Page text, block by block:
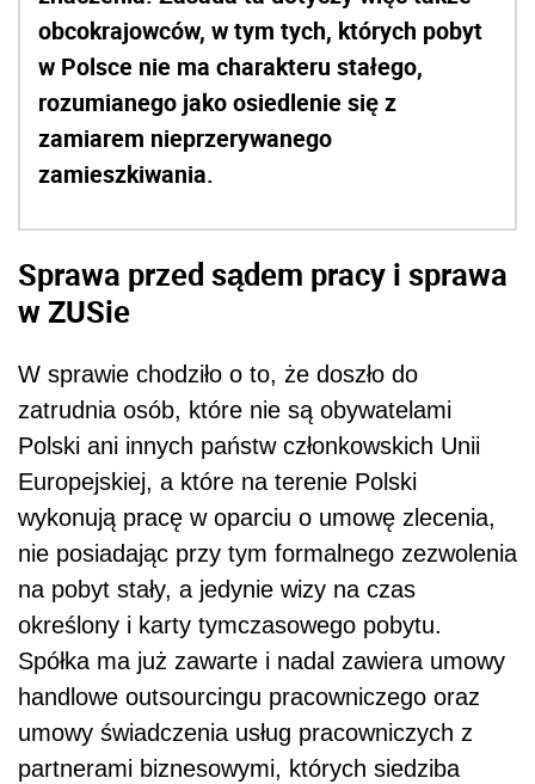
obcokrajowców, w tym tych, których pobyt
w Polsce nie ma charakteru stałego,
rozumianego jako osiedlenie się z
zamiarem nieprzerywanego
zamieszkiwania.
Sprawa przed sądem pracy i sprawa
w ZUSie
W sprawie chodziło o to, że doszło do
zatrudnia osób, które nie są obywatelami
Polski ani innych państw członkowskich Unii
Europejskiej, a które na terenie Polski
wykonują pracę w oparciu o umowę zlecenia,
nie posiadając przy tym formalnego zezwolenia
na pobyt stały, a jedynie wizy na czas
określony i karty tymczasowego pobytu.
Spółka ma już zawarte i nadal zawiera umowy
handlowe outsourcingu pracowniczego oraz
umowy świadczenia usług pracowniczych z
partnerami biznesowymi, których siedziba